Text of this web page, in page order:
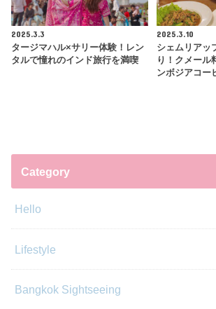
2025.3.3
タージマハル×サリー体験！レン
タルで憧れのインド旅行を満喫
2025.3.10
シェムリアッ
り！クメール
ンボジアコー
Category
Hello
Lifestyle
Bangkok Sightseeing